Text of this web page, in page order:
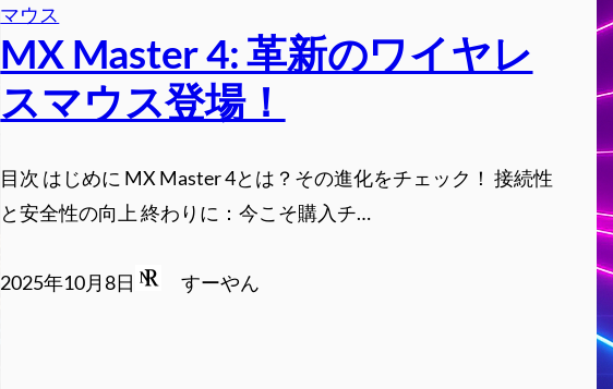
マウス
MX Master 4: 革新のワイヤレ
スマウス登場！
目次 はじめに MX Master 4とは？その進化をチェック！ 接続性
と安全性の向上 終わりに：今こそ購入チ…
2025年10月8日 すーやん